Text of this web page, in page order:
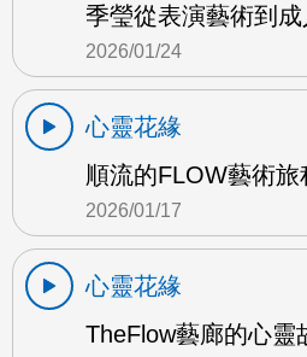
季瑩從表演藝術到
2026/01/24
心靈花緣
順流的FLOW藝術旅
2026/01/17
心靈花緣
TheFlow藝廊的心靈